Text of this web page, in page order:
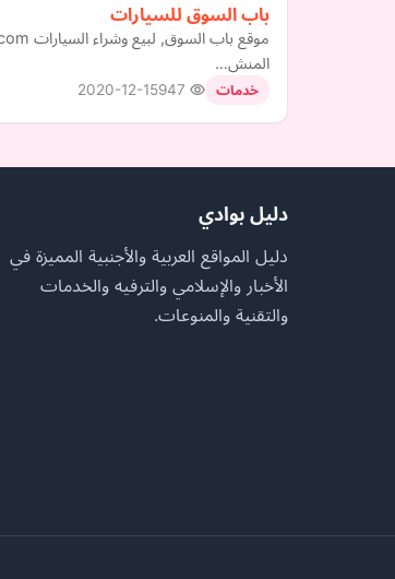
باب السوق للسيارات
المنش…
خدمات 2020-12-15
دليل بوادي
دليل المواقع العربية والأجنبية المميزة في
الأخبار والإسلامي والترفيه والخدمات
والتقنية والمنوعات.